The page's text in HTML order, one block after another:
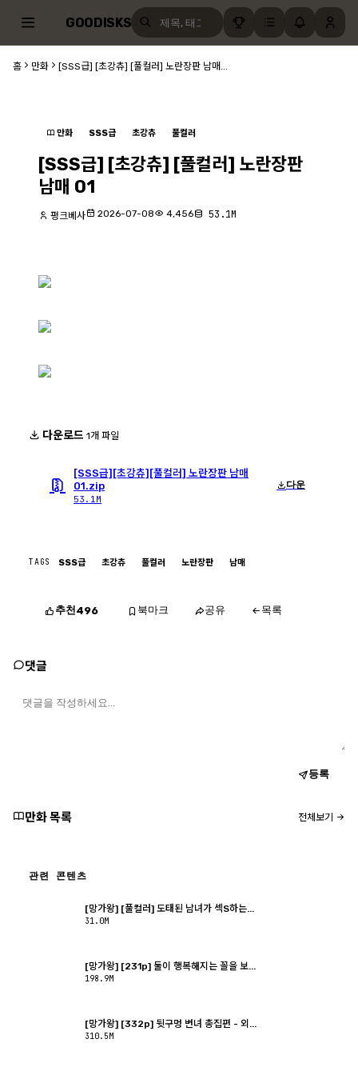
GOODISKS
홈 만화 [SSS급] [초강츄] [풀컬러] 노란장판 남매...
만화 SSS급 초강츄 풀컬러
[SSS급] [초강츄] [풀컬러] 노란장판
남매 01
펑크베사 2026-07-08 4,456 53.1M
다운로드 1개 파일
[SSS급][초강츄][풀컬러] 노란장판 남매
01.zip
53.1M
다운
TAGS SSS급 초강츄 풀컬러 노란장판 남매
추천496 북마크 공유 목록
댓글
등록
만화 목록 전체보기
관련 콘텐츠
[망가왕] [풀컬러] 도태된 남녀가 섹S하는...
31.0M
[망가왕] [231p] 둘이 행복해지는 꼴을 보...
198.9M
[망가왕] [332p] 뒷구멍 변녀 총집편 - 외...
310.5M